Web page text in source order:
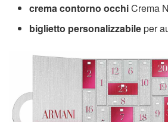
crema contorno occhiCrema
biglietto personalizzabileper